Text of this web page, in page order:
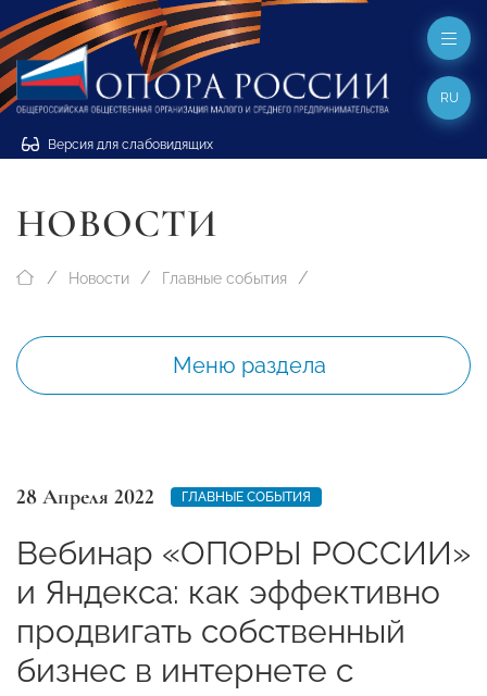
Версия для слабовидящих
RU
НОВОСТИ
Новости Главные события
Меню раздела
28 Апреля 2022 ГЛАВНЫЕ СОБЫТИЯ
Вебинар «ОПОРЫ РОССИИ»
и Яндекса: как эффективно
продвигать собственный
бизнес в интернете с